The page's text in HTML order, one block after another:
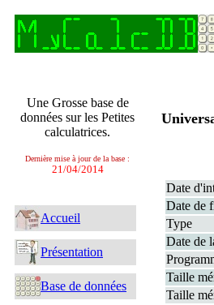
Une Grosse base de
données sur les Petites
calculatrices.
Dernière mise à jour de la base :
21/04/2014
Accueil
Présentation
Base de données
Date
Date de
Type
Date de
Taille
Taille